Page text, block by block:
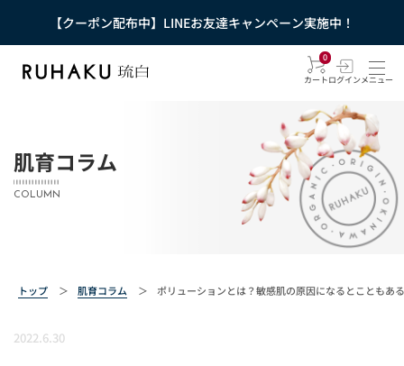
【クーポン配布中】LINEお友達キャンペーン実施中！
0
カートログインメニュー
肌育コラム
COLUMN
トップ ＞ 肌育コラム ＞ ポリューションとは？敏感肌の原因になるとこともあ
2022.6.30